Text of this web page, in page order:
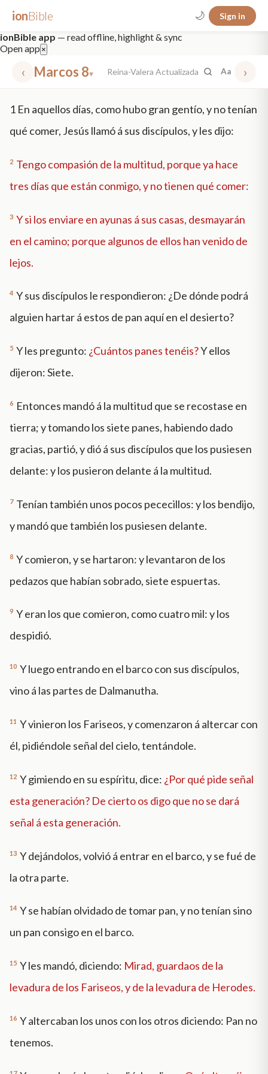
ionBible 🌙 Sign in
ionBible app — read offline, highlight & sync
Open app ×
‹ Marcos 8▾ Reina-Valera Actualizada Aa ›
✕
nt faith "peace that passeth" grace -law
1 En aquellos días, como hubo gran gentío, y no tenían
qué comer, Jesús llamó á sus discípulos, y les dijo:
2 Tengo compasión de la multitud, porque ya hace
tres días que están conmigo, y no tienen qué comer:
3 Y si los enviare en ayunas á sus casas, desmayarán
en el camino; porque algunos de ellos han venido de
lejos.
4 Y sus discípulos le respondieron: ¿De dónde podrá
alguien hartar á estos de pan aquí en el desierto?
5 Y les pregunto: ¿Cuántos panes tenéis?Y ellos
dijeron: Siete.
6 Entonces mandó á la multitud que se recostase en
tierra; y tomando los siete panes, habiendo dado
gracias, partió, y dió á sus discípulos que los pusiesen
delante: y los pusieron delante á la multitud.
7 Tenían también unos pocos pececillos: y los bendijo,
y mandó que también los pusiesen delante.
8 Y comieron, y se hartaron: y levantaron de los
pedazos que habían sobrado, siete espuertas.
9 Y eran los que comieron, como cuatro mil: y los
despidió.
10 Y luego entrando en el barco con sus discípulos,
vino á las partes de Dalmanutha.
11 Y vinieron los Fariseos, y comenzaron á altercar con
él, pidiéndole señal del cielo, tentándole.
12 Y gimiendo en su espíritu, dice: ¿Por qué pide señal
esta generación? De cierto os digo que no se dará
señal á esta generación.
13 Y dejándolos, volvió á entrar en el barco, y se fué de
la otra parte.
14 Y se habían olvidado de tomar pan, y no tenían sino
un pan consigo en el barco.
15 Y les mandó, diciendo: Mirad, guardaos de la
levadura de los Fariseos, y de la levadura de Herodes.
16 Y altercaban los unos con los otros diciendo: Pan no
tenemos.